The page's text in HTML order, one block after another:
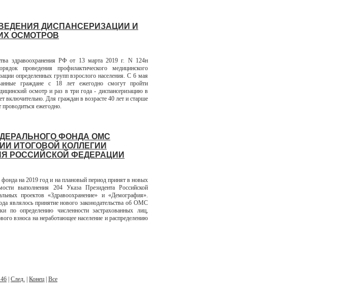
ДИСПАНСЕРИЗАЦИИ И
ОСМОТРОВ
здравоохранения РФ от 13 марта 2019 г. N 124н
проведения профилактического медицинского
определенных групп взрослого населения. С 6 мая
граждане с 18 лет ежегодно смогут пройти
осмотр и раз в три года - диспансеризацию в
включительно. Для граждан в возрасте 40 лет и старше
проводиться ежегодно.
ФОНДА ОМС
ИТОГОВОЙ КОЛЛЕГИИ
РОССИЙСКОЙ ФЕДЕРАЦИИ
на 2019 год и на плановый период принят в новых
выполнения 204 Указа Президента Российской
проектов «Здравоохранение» и «Демография».
являлось принятие нового законодательства об ОМС
по определению численности застрахованных лиц,
взноса на неработающее население и распределению
След. Конец Все